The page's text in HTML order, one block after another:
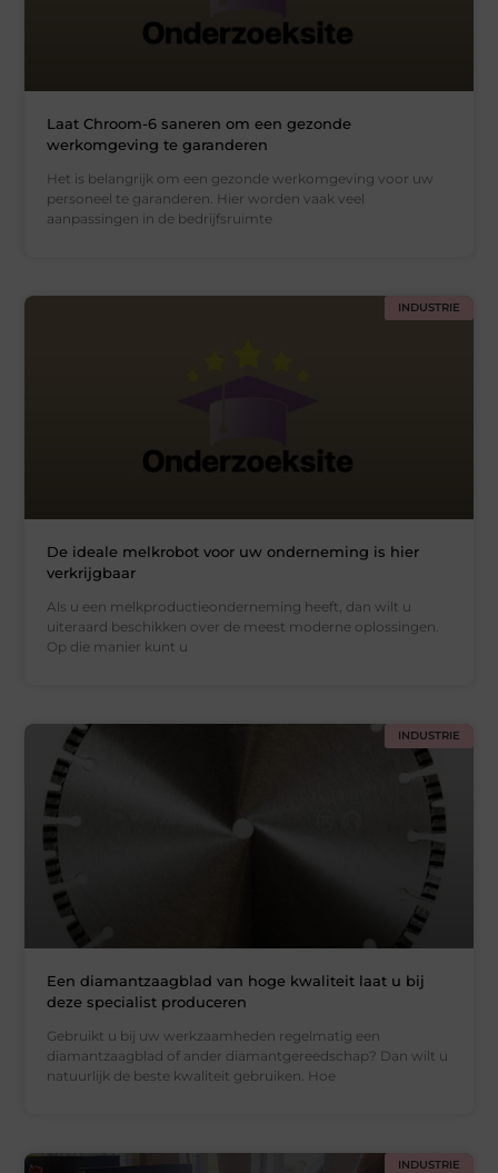
Laat Chroom-6 saneren om een gezonde
werkomgeving te garanderen
Het is belangrijk om een gezonde werkomgeving voor uw
personeel te garanderen. Hier worden vaak veel
aanpassingen in de bedrijfsruimte
INDUSTRIE
De ideale melkrobot voor uw onderneming is hier
verkrijgbaar
Als u een melkproductieonderneming heeft, dan wilt u
uiteraard beschikken over de meest moderne oplossingen.
Op die manier kunt u
INDUSTRIE
Een diamantzaagblad van hoge kwaliteit laat u bij
deze specialist produceren
Gebruikt u bij uw werkzaamheden regelmatig een
diamantzaagblad of ander diamantgereedschap? Dan wilt u
natuurlijk de beste kwaliteit gebruiken. Hoe
INDUSTRIE